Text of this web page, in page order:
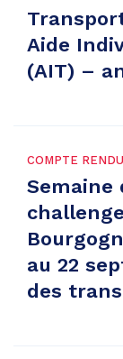
Aide
(AIT) –
COMPTE RENDU
Semaine
au 22
des